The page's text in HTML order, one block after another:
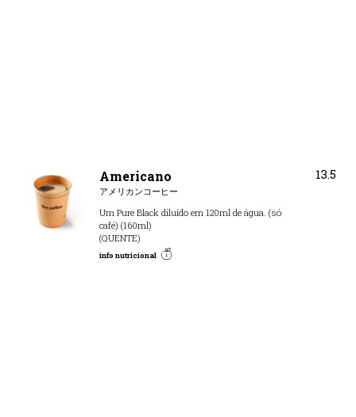
Americano
アメリカンコーヒー
Um Pure Black diluído em 120ml de água. (só
café) (160ml)
(QUENTE)
info nutricional
13.5